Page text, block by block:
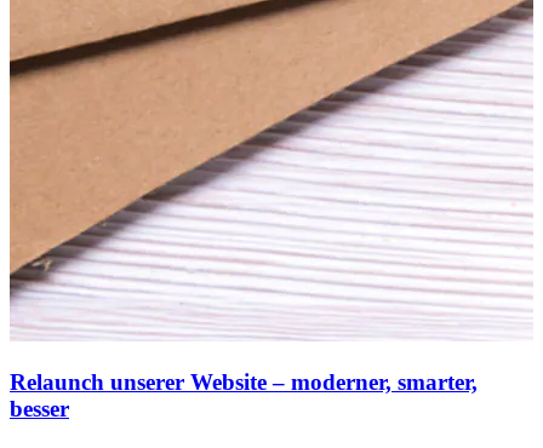
Relaunch unserer Website – moderner, smarter,
besser